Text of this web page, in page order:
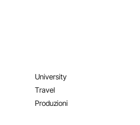
University
Travel
Produzioni